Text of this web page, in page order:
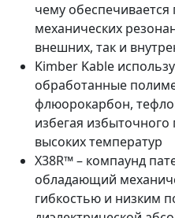
чему обеспечивается
механических
внешних, так и
Kimber Kable
обработанные
флюорокарбон,
избегая
высоких температур
X38R™ – компаунд
обладающий
гибкостью и низким